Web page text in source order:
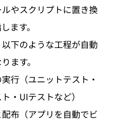
やスクリプトに置き換
ます。
下のような工程が自動
ます。
行（ユニットテスト・
・UIテストなど）
布（アプリを自動でビ